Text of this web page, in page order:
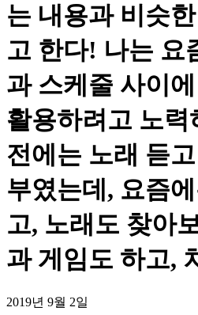
는 내용과 비슷
고 한다! 나는 요
과 스케줄 사이
활용하려고 노력
전에는 노래 듣
부였는데, 요즘
고, 노래도 찾아
과 게임도 하고,
2019년 9월 2일